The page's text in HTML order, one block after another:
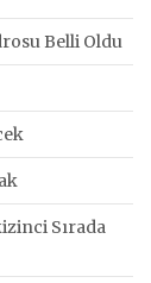
Belli Oldu
Sırada